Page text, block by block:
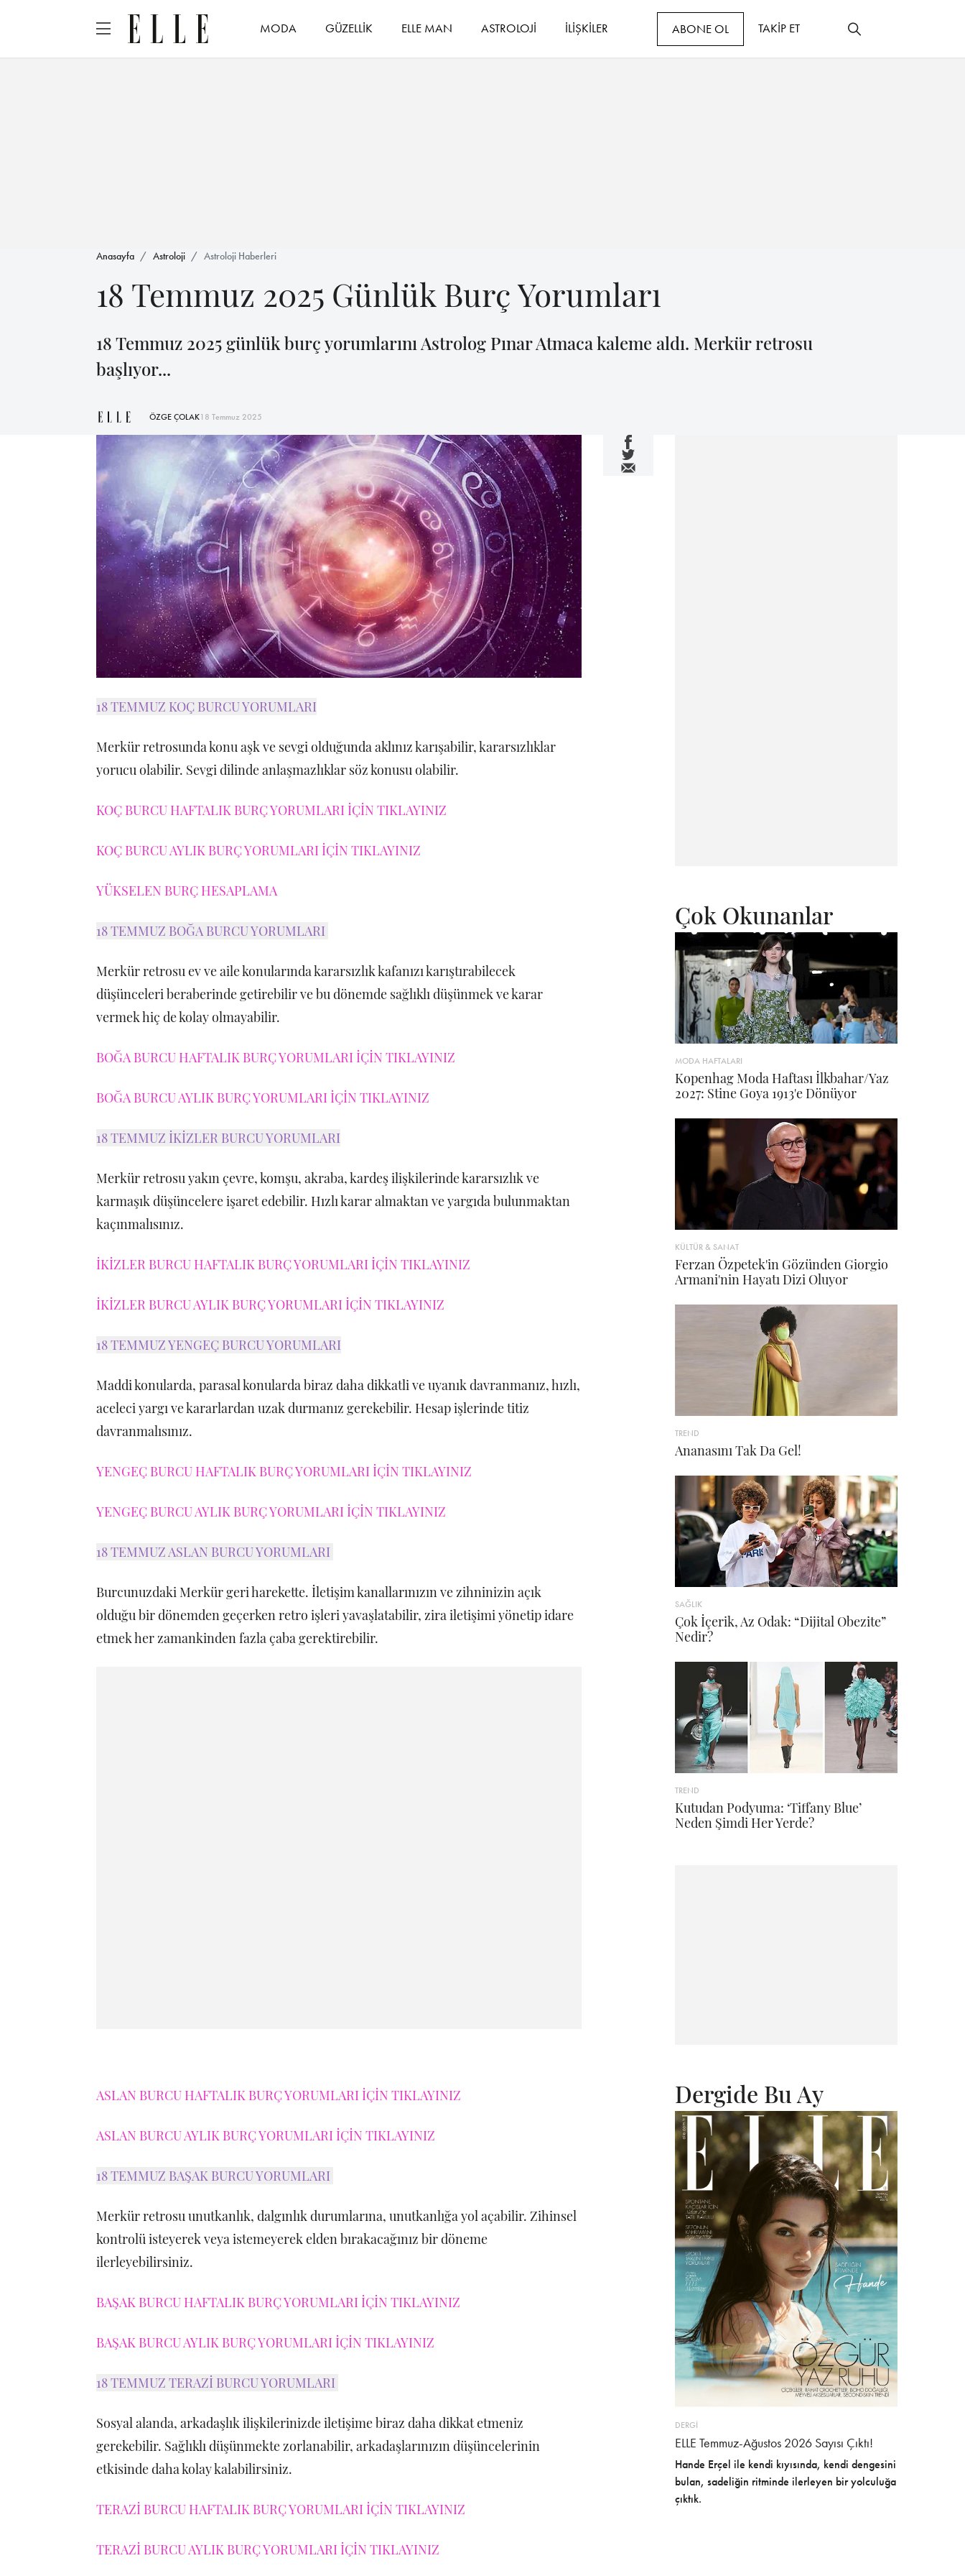
MODA GÜZELLİK ELLE MAN ASTROLOJİ İLİŞKİLER ABONE OL TAKİP ET
Anasayfa Astroloji Astroloji Haberleri
18 Temmuz 2025 Günlük Burç Yorumları
18 Temmuz 2025 günlük burç yorumlarını Astrolog Pınar Atmaca kaleme aldı. Merkür retrosu
başlıyor...
ÖZGE ÇOLAK18 Temmuz 2025
18 TEMMUZ KOÇ BURCU YORUMLARI
Merkür retrosunda konu aşk ve sevgi olduğunda aklınız karışabilir, kararsızlıklar
yorucu olabilir. Sevgi dilinde anlaşmazlıklar söz konusu olabilir.
KOÇ BURCU HAFTALIK BURÇ YORUMLARI İÇİN TIKLAYINIZ
KOÇ BURCU AYLIK BURÇ YORUMLARI İÇİN TIKLAYINIZ
YÜKSELEN BURÇ HESAPLAMA
18 TEMMUZ BOĞA BURCU YORUMLARI
Merkür retrosu ev ve aile konularında kararsızlık kafanızı karıştırabilecek
düşünceleri beraberinde getirebilir ve bu dönemde sağlıklı düşünmek ve karar
vermek hiç de kolay olmayabilir.
BOĞA BURCU HAFTALIK BURÇ YORUMLARI İÇİN TIKLAYINIZ
BOĞA BURCU AYLIK BURÇ YORUMLARI İÇİN TIKLAYINIZ
18 TEMMUZ İKİZLER BURCU YORUMLARI
Merkür retrosu yakın çevre, komşu, akraba, kardeş ilişkilerinde kararsızlık ve
karmaşık düşüncelere işaret edebilir. Hızlı karar almaktan ve yargıda bulunmaktan
kaçınmalısınız.
İKİZLER BURCU HAFTALIK BURÇ YORUMLARI İÇİN TIKLAYINIZ
İKİZLER BURCU AYLIK BURÇ YORUMLARI İÇİN TIKLAYINIZ
18 TEMMUZ YENGEÇ BURCU YORUMLARI
Maddi konularda, parasal konularda biraz daha dikkatli ve uyanık davranmanız, hızlı,
aceleci yargı ve kararlardan uzak durmanız gerekebilir. Hesap işlerinde titiz
davranmalısınız.
YENGEÇ BURCU HAFTALIK BURÇ YORUMLARI İÇİN TIKLAYINIZ
YENGEÇ BURCU AYLIK BURÇ YORUMLARI İÇİN TIKLAYINIZ
18 TEMMUZ ASLAN BURCU YORUMLARI
Burcunuzdaki Merkür geri harekette. İletişim kanallarınızın ve zihninizin açık
olduğu bir dönemden geçerken retro işleri yavaşlatabilir, zira iletişimi yönetip idare
etmek her zamankinden fazla çaba gerektirebilir.
ASLAN BURCU HAFTALIK BURÇ YORUMLARI İÇİN TIKLAYINIZ
ASLAN BURCU AYLIK BURÇ YORUMLARI İÇİN TIKLAYINIZ
18 TEMMUZ BAŞAK BURCU YORUMLARI
Merkür retrosu unutkanlık, dalgınlık durumlarına, unutkanlığa yol açabilir. Zihinsel
kontrolü isteyerek veya istemeyerek elden bırakacağınız bir döneme
ilerleyebilirsiniz.
BAŞAK BURCU HAFTALIK BURÇ YORUMLARI İÇİN TIKLAYINIZ
BAŞAK BURCU AYLIK BURÇ YORUMLARI İÇİN TIKLAYINIZ
18 TEMMUZ TERAZİ BURCU YORUMLARI
Sosyal alanda, arkadaşlık ilişkilerinizde iletişime biraz daha dikkat etmeniz
gerekebilir. Sağlıklı düşünmekte zorlanabilir, arkadaşlarınızın düşüncelerinin
etkisinde daha kolay kalabilirsiniz.
TERAZİ BURCU HAFTALIK BURÇ YORUMLARI İÇİN TIKLAYINIZ
TERAZİ BURCU AYLIK BURÇ YORUMLARI İÇİN TIKLAYINIZ
Çok Okunanlar
MODA HAFTALARI
Kopenhag Moda Haftası İlkbahar/Yaz
2027: Stine Goya 1913'e Dönüyor
KÜLTÜR & SANAT
Ferzan Özpetek'in Gözünden Giorgio
Armani'nin Hayatı Dizi Oluyor
TREND
Ananasını Tak Da Gel!
SAĞLIK
Çok İçerik, Az Odak: “Dijital Obezite”
Nedir?
TREND
Kutudan Podyuma: ‘Tiffany Blue’
Neden Şimdi Her Yerde?
Dergide Bu Ay
DERGİ
ELLE Temmuz-Ağustos 2026 Sayısı Çıktı!
Hande Erçel ile kendi kıyısında, kendi dengesini
bulan, sadeliğin ritminde ilerleyen bir yolculuğa
çıktık.